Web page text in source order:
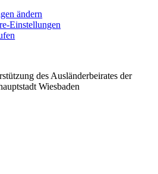
ändern
Einstellungen
des Ausländerbeirates der
Wiesbaden